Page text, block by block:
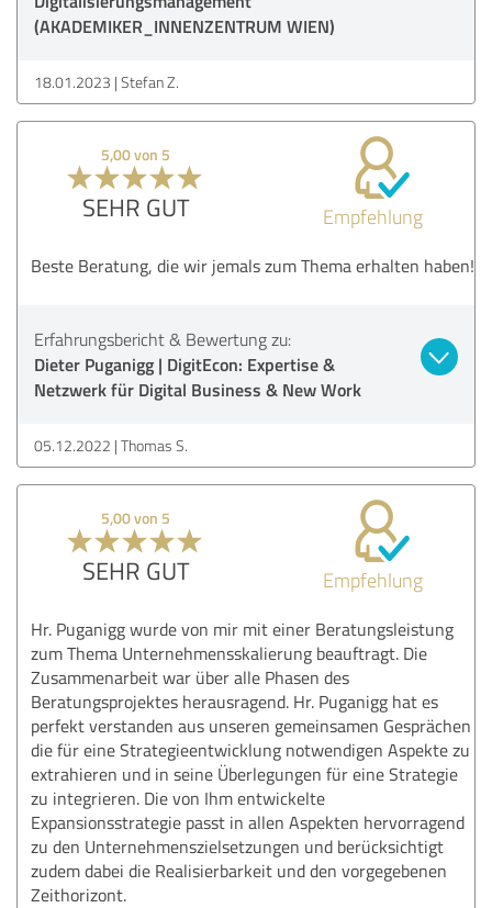
(AKADEMIKER_INNENZENTRUM WIEN)
18.01.2023 Stefan Z.
5,00 von 5
SEHR GUT Empfehlung
Beste Beratung, die wir jemals zum Thema erhalten haben!
Erfahrungsbericht & Bewertung zu:
Dieter Puganigg | DigitEcon: Expertise &
Netzwerk für Digital Business & New Work
05.12.2022 Thomas S.
5,00 von 5
SEHR GUT Empfehlung
Hr. Puganigg wurde von mir mit einer Beratungsleistung
zum Thema Unternehmensskalierung beauftragt. Die
Zusammenarbeit war über alle Phasen des
Beratungsprojektes herausragend. Hr. Puganigg hat es
perfekt verstanden aus unseren gemeinsamen Gesprächen
die für eine Strategieentwicklung notwendigen Aspekte zu
extrahieren und in seine Überlegungen für eine Strategie
zu integrieren. Die von Ihm entwickelte
Expansionsstrategie passt in allen Aspekten hervorragend
zu den Unternehmenszielsetzungen und berücksichtigt
zudem dabei die Realisierbarkeit und den vorgegebenen
Zeithorizont.